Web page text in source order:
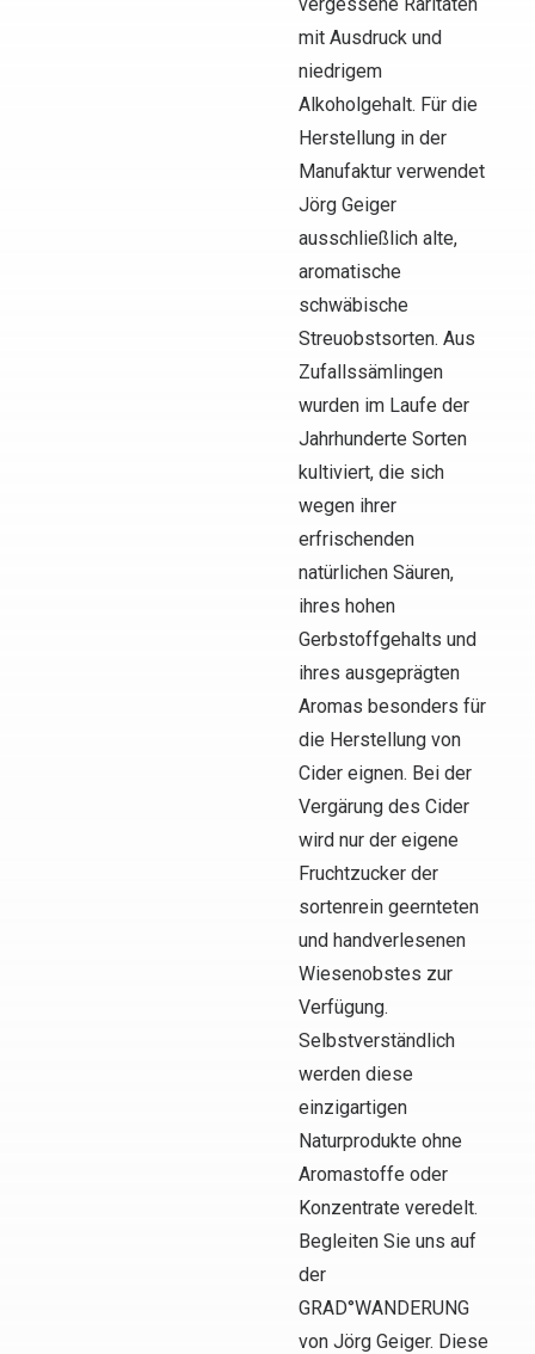
mit Ausdruck und
niedrigem
Alkoholgehalt. Für die
Herstellung in der
Manufaktur verwendet
Jörg Geiger
ausschließlich alte,
aromatische
schwäbische
Streuobstsorten. Aus
Zufallssämlingen
wurden im Laufe der
Jahrhunderte Sorten
kultiviert, die sich
wegen ihrer
erfrischenden
natürlichen Säuren,
ihres hohen
Gerbstoffgehalts und
ihres ausgeprägten
Aromas besonders für
die Herstellung von
Cider eignen. Bei der
Vergärung des Cider
wird nur der eigene
Fruchtzucker der
sortenrein geernteten
und handverlesenen
Wiesenobstes zur
Verfügung.
Selbstverständlich
werden diese
einzigartigen
Naturprodukte ohne
Aromastoffe oder
Konzentrate veredelt.
Begleiten Sie uns auf
der
GRAD°WANDERUNG
von Jörg Geiger. Diese